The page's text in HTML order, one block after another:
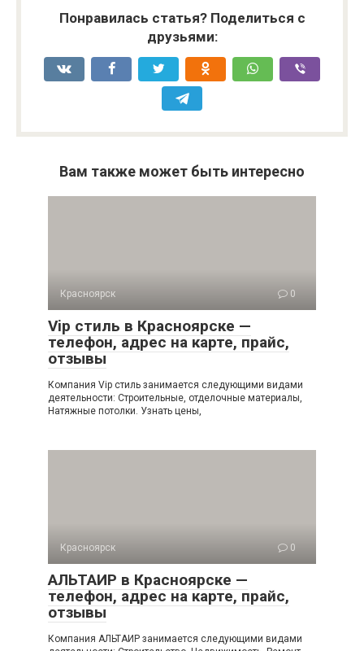
Понравилась статья? Поделиться с
друзьями:
Вам также может быть интересно
Красноярск 0
Vip стиль в Красноярске —
телефон, адрес на карте, прайс,
отзывы
Компания Vip стиль занимается следующими видами
деятельности: Строительные, отделочные материалы,
Натяжные потолки. Узнать цены,
Красноярск 0
АЛЬТАИР в Красноярске —
телефон, адрес на карте, прайс,
отзывы
Компания АЛЬТАИР занимается следующими видами